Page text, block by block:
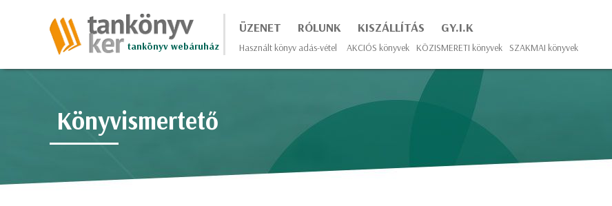
tankönyv webáruház
ÜZENET RÓLUNK KISZÁLLÍTÁS GY.I.K
Használt könyv adás-vétel AKCIÓS könyvek KÖZISMERETI könyvek SZAKMAI könyvek
Könyvismertető